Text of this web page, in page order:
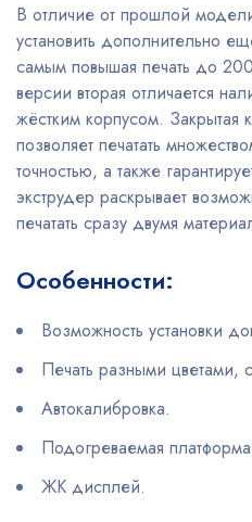
В отличие от прошлой
установить дополнительно
самым повышая печать до
версии вторая отличается
жёстким корпусом. Закрытая
позволяет печатать
точностью, а также
экструдер раскрывает
печатать сразу двумя
Особенности:
Возможность установки
Печать разными цветами,
Автокалибровка.
Подогреваемая
ЖК дисплей.